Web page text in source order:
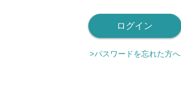
>パスワードを忘れた方へ